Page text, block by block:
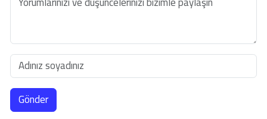
Gönder